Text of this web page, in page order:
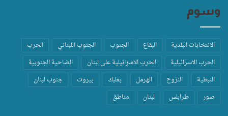
وسوم
الانتخابات البلدية البقاع الجنوب الجنوب اللبناني
الحرب
الحرب الاسرائيلية
الحرب الاسرائيلية على لبنان
الضاحية الجنوبية
النبطية
النزوح الهرمل بعلبك بيروت
جنوب لبنان
صور
طرابلس لبنان مناطق